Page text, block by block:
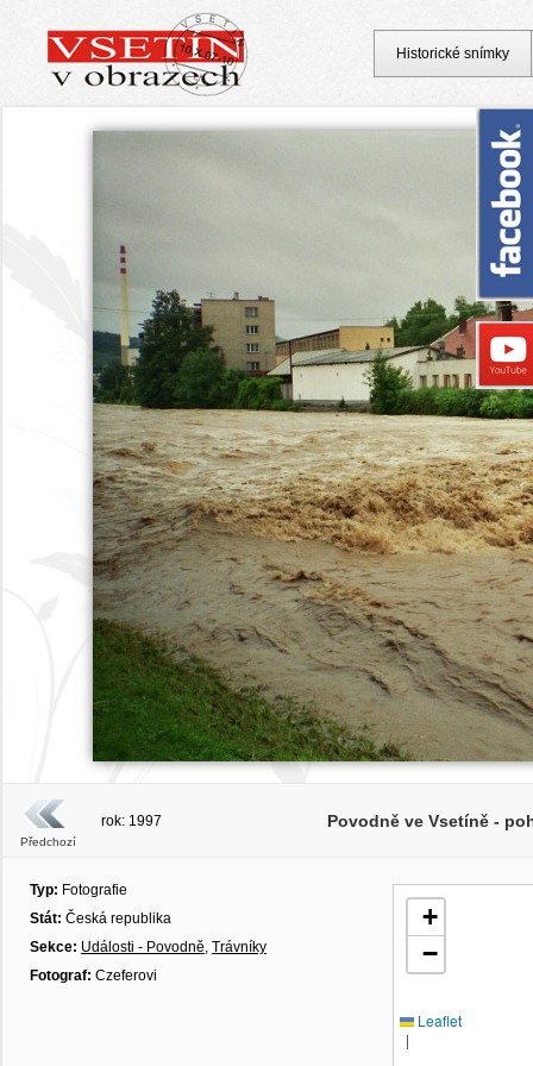
Předchozí
rok: 1997 Povodně ve Vsetíně -
Typ: Fotografie
Stát: Česká republika
Sekce: Události - Povodně, Trávníky
Fotograf: Czeferovi
+
−
Leaflet
|
Historické snímky